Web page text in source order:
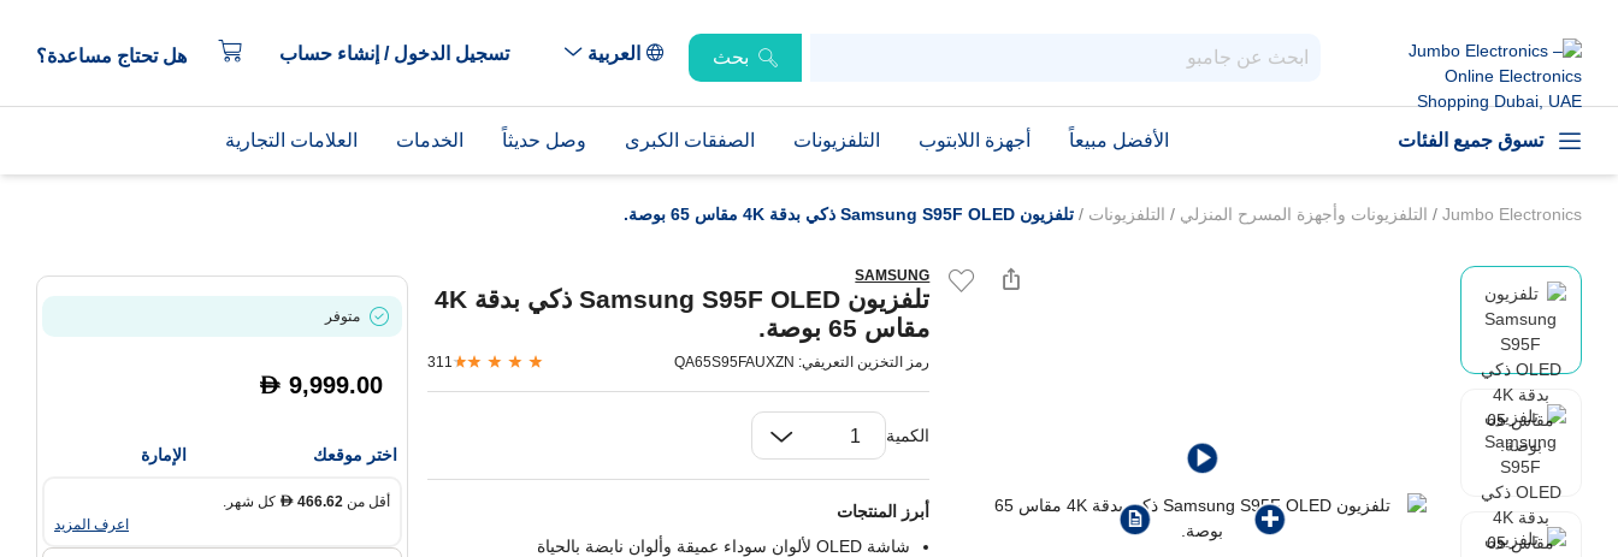
بحث العربية تسجيل الدخول / إنشاء حساب هل تحتاج مساعدة؟
تسوق جميع الفئات الأفضل مبيعاً أجهزة اللابتوب التلفزيونات الصفقات الكبرى وصل حديثاً الخدمات العلامات التجارية
Jumbo Electronics
/ التلفزيونات وأجهزة المسرح المنزلي / التلفزيونات / تلفزيون Samsung S95F OLED ذكي بدقة 4K مقاس 65 بوصة.
SAMSUNG
تلفزيون Samsung S95F OLED ذكي بدقة 4K
مقاس 65 بوصة.
رمز التخزين التعريفي: QA65S95FAUXZN 311
الكمية
أبرز المنتجات
شاشة OLED لألوان سوداء عميقة وألوان نابضة بالحياة
متوفر
D 9,999.00
اختر موقعك الإمارة
أقل من D 466.62
كل شهر.
اعرف المزيد